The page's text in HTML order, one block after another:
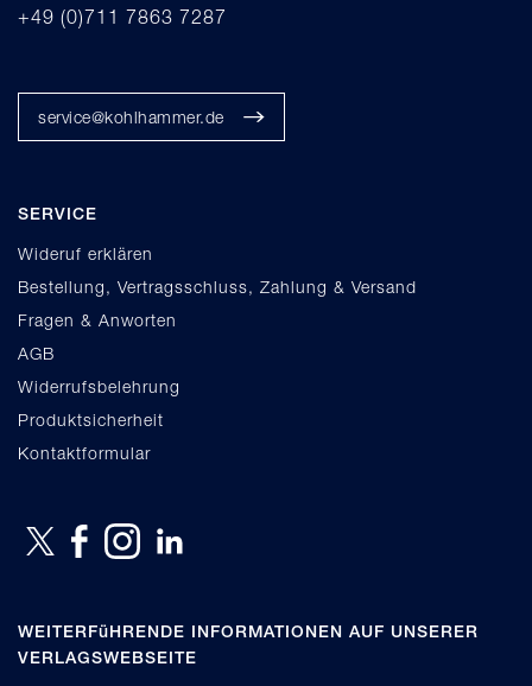
+49 (0)711 7863 7287
service@kohlhammer.de
SERVICE
Wideruf erklären
Bestellung, Vertragsschluss, Zahlung & Versand
Fragen & Anworten
AGB
Widerrufsbelehrung
Produktsicherheit
Kontaktformular
WEITERFüHRENDE INFORMATIONEN AUF UNSERER
VERLAGSWEBSEITE